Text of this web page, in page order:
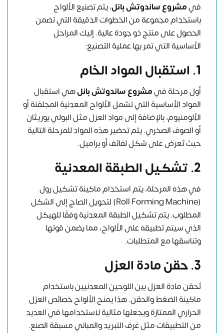
فيمشروع ساندوتش بانل، يتم تصنيع الألواح
باستخدام مجموعة من الخطوات الدقيقة التي تضمن
الحصول على منتج ذو جودة عالية. إليك المراحل
الأساسية التي تمر بها عملية التصنيع:
1. استقبال المواد الخام
أول مرحلة فيمشروع ساندوتش بانلهي استقبال
المواد الأساسية التي تشمل الألواح المعدنية المجلفنة أو
الألومنيوم، بالإضافة إلى مواد العزل مثل البولي يوريثان
أو الصوف الصخري. يتم تحضير هذه المواد للمرحلة التالية
حيث تُعرض على شكل لفائف أو براميل.
2. تشكيل الطبقة المعدنية
في هذه المرحلة، يتم استخدام ماكينة تشكيل رول
(Roll Forming Machine) لتحويل الصاج إلى الشكل
المطلوب. يتم تشكيل الطبقة المعدنية وفقًا للهيكل
الذي سيتم تطبيقه على الألواح، مما يضمن قوتها
وتناسقها مع المتطلبات.
3. حقن مادة العزل
تُحقن مادة العزل بين اللوحين المعدنيين باستخدام
ماكينة الضغط والحقن. هذا يمنح الألواح خصائص العزل
الحراري الممتازة ويجعلها مثالية لاستخدامها في العديد
من التطبيقات مثل غرف التبريد والمباني مسبقة الصنع.